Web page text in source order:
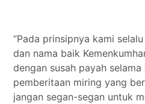
“Pada prinsipnya kami
dan nama baik
dengan susah payah selama
pemberitaan miring yang
jangan segan-segan untuk